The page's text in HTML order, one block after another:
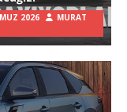
2026
MURAT